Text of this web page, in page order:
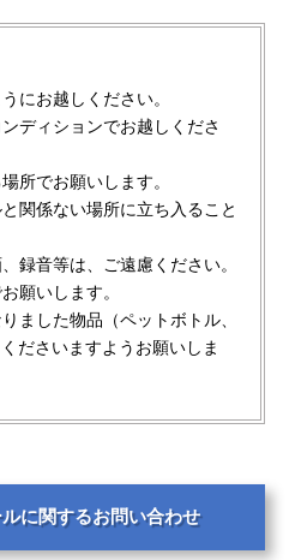
にお越しください。
ディションでお越しくださ
所でお願いします。
関係ない場所に立ち入ること
録音等は、ご遠慮ください。
願いします。
ました物品（ペットボトル、
ださいますようお願いしま
に関するお問い合わせ